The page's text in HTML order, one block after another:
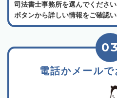
司法書士事務所を選んでくださ
ボタンから詳しい情報をご確認い
電話かメール
03